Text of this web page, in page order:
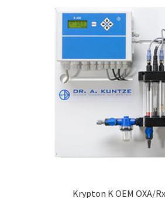
Krypton K OEM OXA/